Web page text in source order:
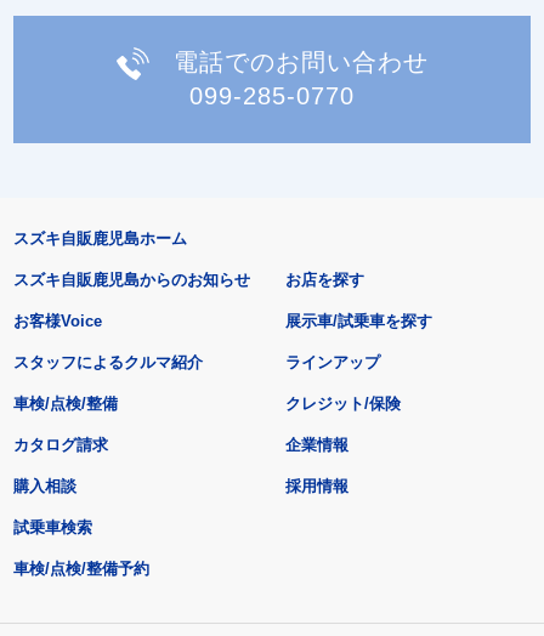
電話でのお問い合わせ
099-285-0770
スズキ自販鹿児島ホーム
スズキ自販鹿児島からのお知らせ
お客様Voice
スタッフによるクルマ紹介
お店を探す
展示車/試乗車を探す
ラインアップ
車検/点検/整備 クレジット/保険
カタログ請求
購入相談
試乗車検索
車検/点検/整備予約
企業情報
採用情報